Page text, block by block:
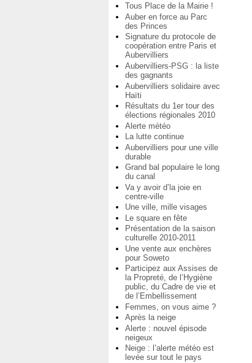
Tous Place de la Mairie !
Auber en force au Parc
des Princes
Signature du protocole de
coopération entre Paris et
Aubervilliers
Aubervilliers-PSG : la liste
des gagnants
Aubervilliers solidaire avec
Haïti
Résultats du 1er tour des
élections régionales 2010
Alerte météo
La lutte continue
Aubervilliers pour une ville
durable
Grand bal populaire le long
du canal
Va y avoir d’la joie en
centre-ville
Une ville, mille visages
Le square en fête
Présentation de la saison
culturelle 2010-2011
Une vente aux enchères
pour Soweto
Participez aux Assises de
la Propreté, de l’Hygiène
public, du Cadre de vie et
de l’Embellissement
Femmes, on vous aime ?
Après la neige
Alerte : nouvel épisode
neigeux
Neige : l’alerte météo est
levée sur tout le pays